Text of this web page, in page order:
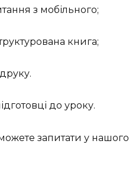
з мобільного;
книга;
до уроку.
запитати у нашого